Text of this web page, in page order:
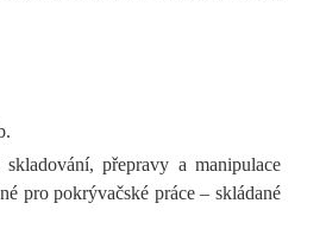
přepravy a manipulace
pro pokrývačské práce – skládané